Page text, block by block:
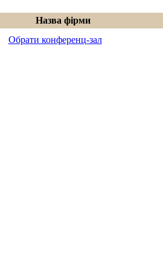
Назва фірми
Обрати конференц-зал